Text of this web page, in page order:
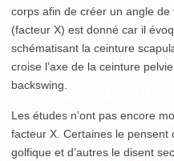
corps afin de créer un angle
(facteur X) est donné car il
schématisant la ceinture
croise l’axe de la ceinture
backswing.
Les études n’ont pas encore
facteur X. Certaines le
golfique et d’autres le disent